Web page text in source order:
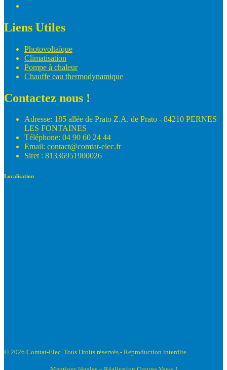
Liens Utiles
Photovoltaïque
Climatisation
Pompe à chaleur
Chauffe eau thermodynamique
Contactez nous !
Adresse: 185 allée de Prato Z.A. de Prato - 84210 PERNES
LES FONTAINES
Téléphone: 04 90 60 24 44
Email: contact@comtat-elec.fr
Siret : 81336951900026
Localisation
© 2026 Comtat-Elec. Tous Droits réservés - Reproduction interdite.